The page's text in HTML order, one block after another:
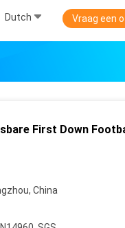
Dutch Vraag een
First Down
China